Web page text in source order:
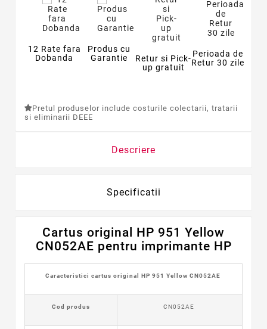
12 Rate fara
Dobanda
Produs cu
Garantie
Retur si Pick-
up gratuit
Perioada de
Retur 30 zile
Pretul produselor include costurile colectarii, tratarii
si eliminarii DEEE
Descriere
Specificatii
Cartus original HP 951 Yellow
CN052AE pentru imprimante HP
Caracteristici cartus original HP 951 Yellow CN052AE
Cod produs CN052AE